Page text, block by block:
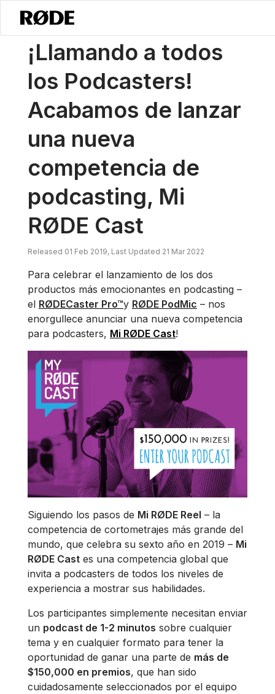
Noticias / ¡Llamando A Todos Los Podcasters! Acabamos De
¡Llamando a todos
los Podcasters!
Acabamos de lanzar
una nueva
competencia de
podcasting, Mi
RØDE Cast
Released 01 Feb 2019, Last Updated 21 Mar 2022
Para celebrar el lanzamiento de los dos
productos más emocionantes en podcasting –
el RØDECaster Pro™y RØDE PodMic – nos
enorgullece anunciar una nueva competencia
para podcasters, Mi RØDE Cast!
Siguiendo los pasos de Mi RØDE Reel – la
competencia de cortometrajes más grande del
mundo, que celebra su sexto año en 2019 – Mi
RØDE Cast es una competencia global que
invita a podcasters de todos los niveles de
experiencia a mostrar sus habilidades.
Los participantes simplemente necesitan enviar
un podcast de 1-2 minutos sobre cualquier
tema y en cualquier formato para tener la
oportunidad de ganar una parte de más de
$150,000 en premios, que han sido
cuidadosamente seleccionados por el equipo